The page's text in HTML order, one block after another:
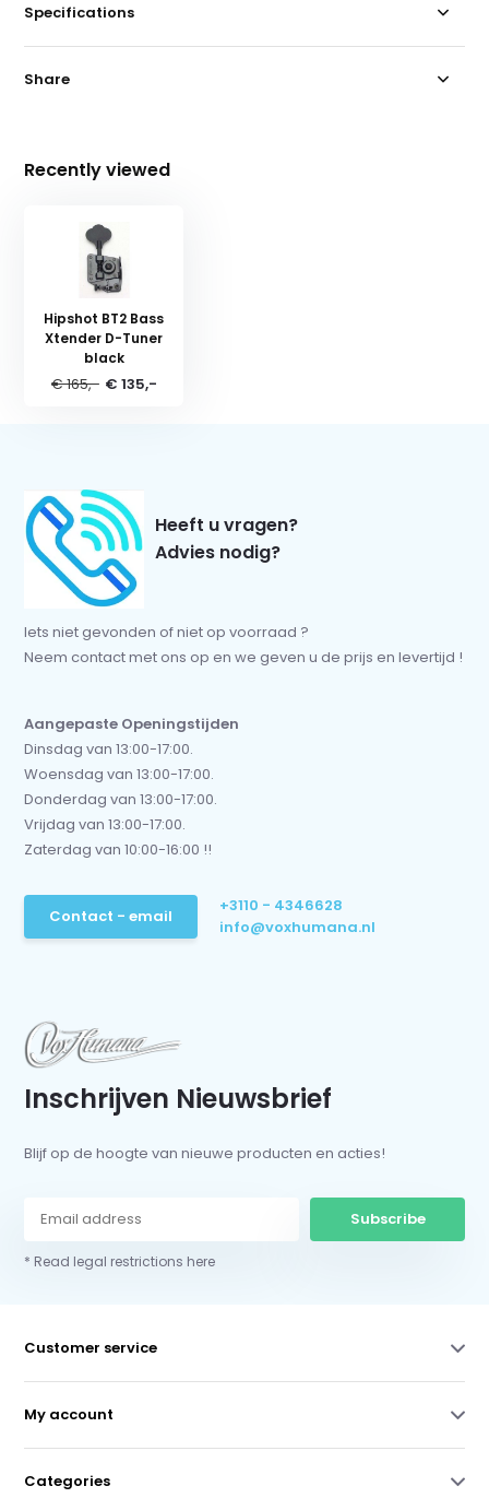
Specifications
Share
Recently viewed
Hipshot BT2 Bass
Xtender D-Tuner
black
€ 165,- € 135,-
Heeft u vragen?
Advies nodig?
Iets niet gevonden of niet op voorraad ?
Neem contact met ons op en we geven u de prijs en levertijd !
Aangepaste Openingstijden
Dinsdag van 13:00-17:00.
Woensdag van 13:00-17:00.
Donderdag van 13:00-17:00.
Vrijdag van 13:00-17:00.
Zaterdag van 10:00-16:00 !!
Contact - email
+3110 - 4346628
info@voxhumana.nl
Inschrijven Nieuwsbrief
Blijf op de hoogte van nieuwe producten en acties!
Subscribe
* Read legal restrictions here
Customer service
My account
Categories